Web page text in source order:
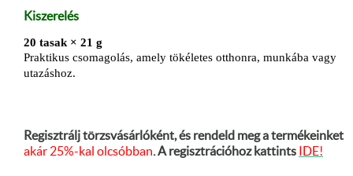
Kiszerelés
20 tasak × 21 g
Praktikus csomagolás, amely tökéletes otthonra, munkába vagy
utazáshoz.
Regisztrálj törzsvásárlóként, és rendeld meg a termékeinket
akár 25%-kal olcsóbban. A regisztrációhoz kattints IDE!